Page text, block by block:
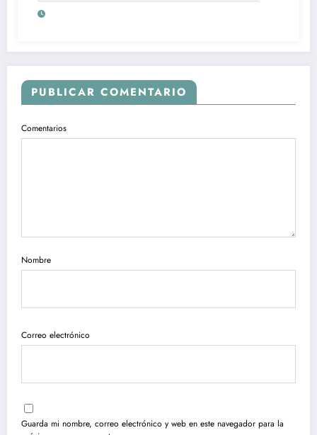
PUBLICAR COMENTARIO
Comentarios
Nombre
Correo electrónico
Guarda mi nombre, correo electrónico y web en este navegador para la